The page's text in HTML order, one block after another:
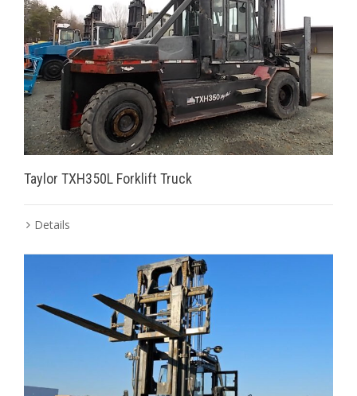
Taylor TXH350L Forklift Truck
Details